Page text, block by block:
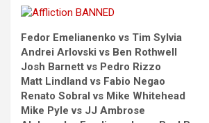
Fedor Emelianenko vs Tim Sylvia
Andrei Arlovski vs Ben Rothwell
Josh Barnett vs Pedro Rizzo
Matt Lindland vs Fabio Negao
Renato Sobral vs Mike Whitehead
Mike Pyle vs JJ Ambrose